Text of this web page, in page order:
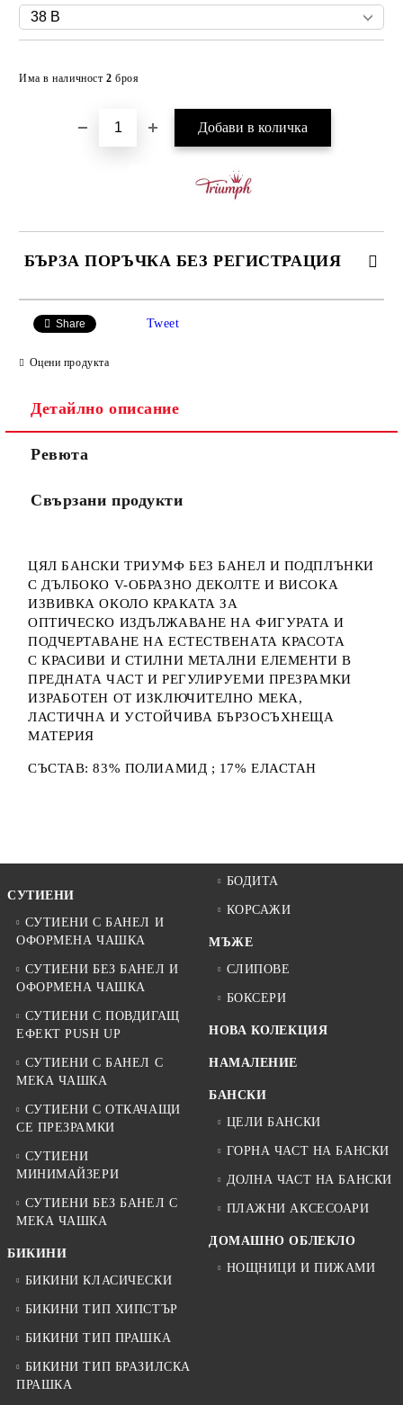
Има в наличност 2 броя
БЪРЗА ПОРЪЧКА БЕЗ РЕГИСТРАЦИЯ
Share Tweet
Оцени продукта
Детайлно описание
Ревюта
Свързани продукти
ЦЯЛ БАНСКИ ТРИУМФ БЕЗ БАНЕЛ И ПОДПЛЪНКИ
С ДЪЛБОКО V-ОБРАЗНО ДЕКОЛТЕ И ВИСОКА
ИЗВИВКА ОКОЛО КРАКАТА ЗА
ОПТИЧЕСКО ИЗДЪЛЖАВАНЕ НА ФИГУРАТА И
ПОДЧЕРТАВАНЕ НА ЕСТЕСТВЕНАТА КРАСОТА
С КРАСИВИ И СТИЛНИ МЕТАЛНИ ЕЛЕМЕНТИ В
ПРЕДНАТА ЧАСТ И РЕГУЛИРУЕМИ ПРЕЗРАМКИ
ИЗРАБОТЕН ОТ ИЗКЛЮЧИТЕЛНО МЕКА,
ЛАСТИЧНА И УСТОЙЧИВА БЪРЗОСЪХНЕЩА
МАТЕРИЯ
СЪСТАВ: 83% ПОЛИАМИД ; 17% ЕЛАСТАН
СУТИЕНИ
СУТИЕНИ С БАНЕЛ И
ОФОРМЕНА ЧАШКА
СУТИЕНИ БЕЗ БАНЕЛ И
ОФОРМЕНА ЧАШКА
СУТИЕНИ С ПОВДИГАЩ
ЕФЕКТ PUSH UP
СУТИЕНИ С БАНЕЛ С
МЕКА ЧАШКА
СУТИЕНИ С ОТКАЧАЩИ
СЕ ПРЕЗРАМКИ
СУТИЕНИ
МИНИМАЙЗЕРИ
СУТИЕНИ БЕЗ БАНЕЛ С
МЕКА ЧАШКА
БИКИНИ
БИКИНИ КЛАСИЧЕСКИ
БИКИНИ ТИП ХИПСТЪР
БИКИНИ ТИП ПРАШКА
БИКИНИ ТИП БРАЗИЛСКА
ПРАШКА
БОДИТА
КОРСАЖИ
МЪЖЕ
СЛИПОВЕ
БОКСЕРИ
НОВА КОЛЕКЦИЯ
НАМАЛЕНИЕ
БАНСКИ
ЦЕЛИ БАНСКИ
ГОРНА ЧАСТ НА БАНСКИ
ДОЛНА ЧАСТ НА БАНСКИ
ПЛАЖНИ АКСЕСОАРИ
ДОМАШНО ОБЛЕКЛО
НОЩНИЦИ И ПИЖАМИ